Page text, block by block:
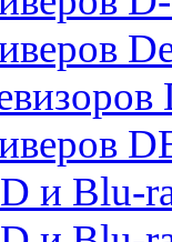
и Blu-